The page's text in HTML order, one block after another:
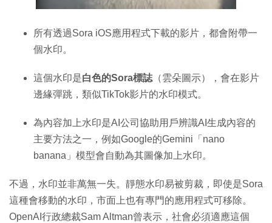
所有透過Sora iOS應用程式下載的影片，都會附帶一
個水印。
這個水印是白色的Sora標誌 （雲朵圖示），會在影片
邊緣彈跳，類似TikTok影片的水印模式。
為內容加上水印是AI公司協助用戶辨識AI生成內容的
主要方法之一，例如Google的Gemini「nano
banana」模型會自動為其圖像加上水印。
不過，水印並非萬無一失。靜態水印易被剪裁，即使是Sora
這種會移動的水印，市面上也有專門的應用程式可移除。
OpenAI行政總裁Sam Altman曾表示，社會必須適應這個